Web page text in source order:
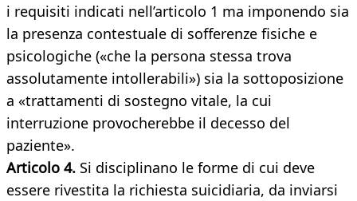
i requisiti indicati nell’articolo 1 ma imponendo sia
la presenza contestuale di sofferenze fisiche e
psicologiche («che la persona stessa trova
assolutamente intollerabili») sia la sottoposizione
a «trattamenti di sostegno vitale, la cui
interruzione provocherebbe il decesso del
paziente».
Articolo 4. Si disciplinano le forme di cui deve
essere rivestita la richiesta suicidiaria, da inviarsi